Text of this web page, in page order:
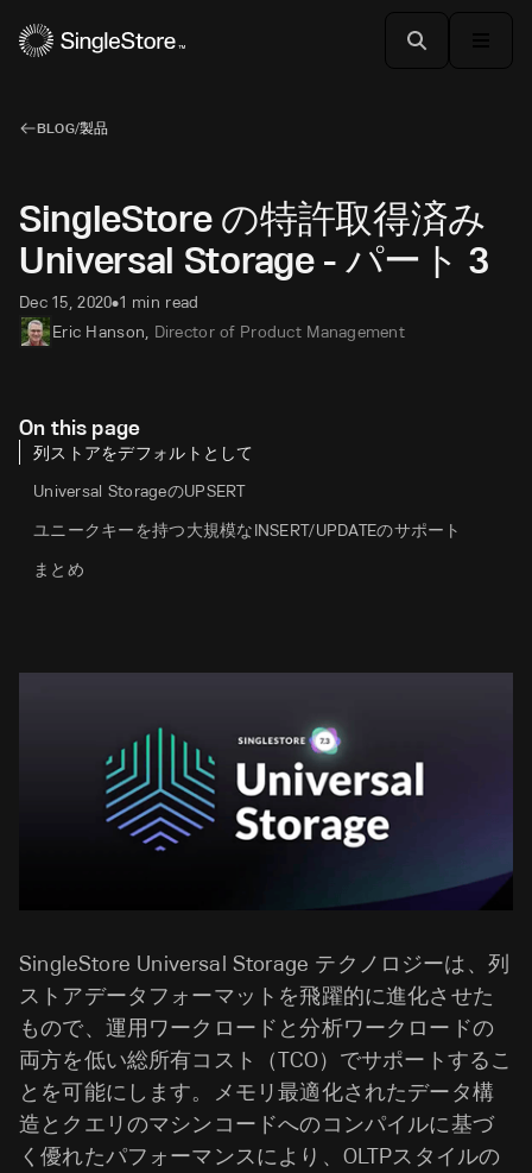
BLOG/製品
SingleStore の特許取得済み
Universal Storage - パート 3
Dec 15, 2020•1 min read
Eric Hanson Director of Product Management
SingleStore Universal Storage テクノロジーは、列
ストアデータフォーマットを飛躍的に進化させた
もので、運用ワークロードと分析ワークロードの
両方を低い総所有コスト（TCO）でサポートするこ
とを可能にします。メモリ最適化されたデータ構
造とクエリのマシンコードへのコンパイルに基づ
く優れたパフォーマンスにより、OLTPスタイルの
On this page
列ストアをデフォルトとして
Universal StorageのUPSERT
ユニークキーを持つ大規模なINSERT/UPDATEのサポート
まとめ